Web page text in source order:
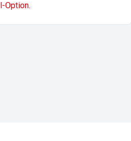
Option.